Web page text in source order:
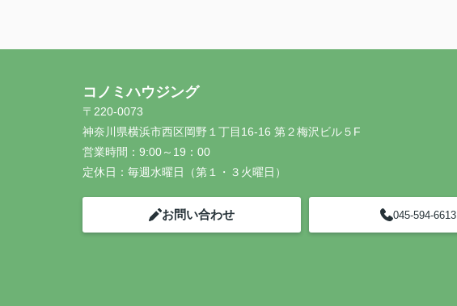
コノミハウジング
〒220-0073
神奈川県横浜市西区岡野１丁目16-16 第２梅沢ビル５F
営業時間： 9:00～19：00
定休日： 毎週水曜日（第１・３火曜日）
お問い合わせ 045-594-6613